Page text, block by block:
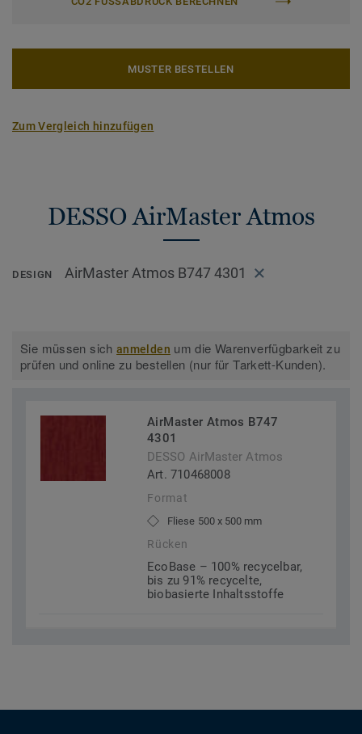
MUSTER BESTELLEN
Zum Vergleich hinzufügen
DESSO AirMaster Atmos
DESIGN AirMaster Atmos B747 4301
Sie müssen sichanmelden um die Warenverfügbarkeit zu
prüfen und online zu bestellen (nur für Tarkett-Kunden).
AirMaster Atmos B747
4301
DESSO AirMaster Atmos
Art. 710468008
Format
Fliese 500 x 500 mm
Rücken
EcoBase – 100% recycelbar,
bis zu 91% recycelte,
biobasierte Inhaltsstoffe